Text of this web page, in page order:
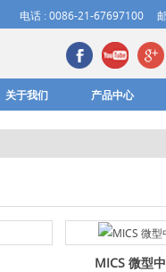
电话 : 0086-21-67697100
产品中心
关于我们
MICS 微型